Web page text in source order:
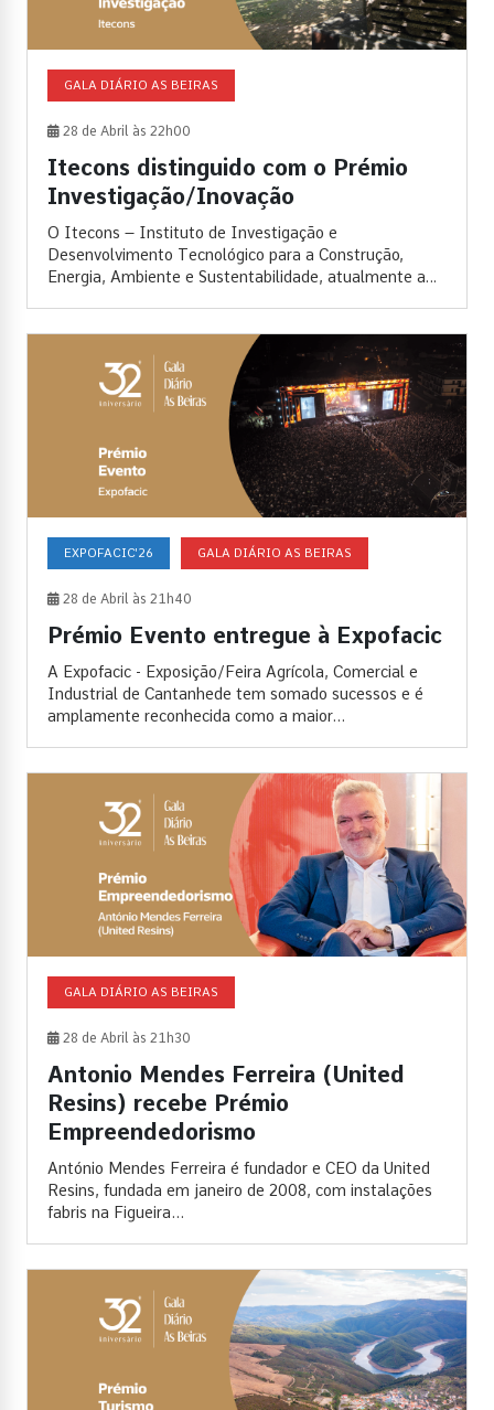
GALA DIÁRIO AS BEIRAS
28 de Abril às 22h00
Itecons distinguido com o Prémio
Investigação/Inovação
O Itecons – Instituto de Investigação e
Desenvolvimento Tecnológico para a Construção,
Energia, Ambiente e Sustentabilidade, atualmente a
EXPOFACIC'26 GALA DIÁRIO AS BEIRAS
28 de Abril às 21h40
Prémio Evento entregue à Expofacic
A Expofacic - Exposição/Feira Agrícola, Comercial e
Industrial de Cantanhede tem somado sucessos e é
amplamente reconhecida como a maior...
GALA DIÁRIO AS BEIRAS
28 de Abril às 21h30
Antonio Mendes Ferreira (United
Resins) recebe Prémio
Empreendedorismo
António Mendes Ferreira é fundador e CEO da United
Resins, fundada em janeiro de 2008, com instalações
fabris na Figueira...